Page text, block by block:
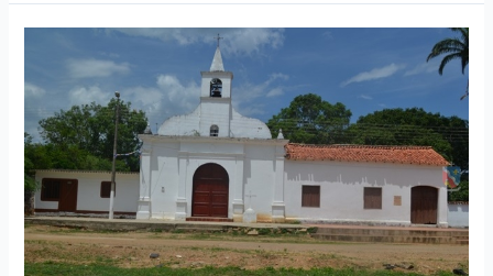
del
Carmen,
Carmen
de
Tonchalá